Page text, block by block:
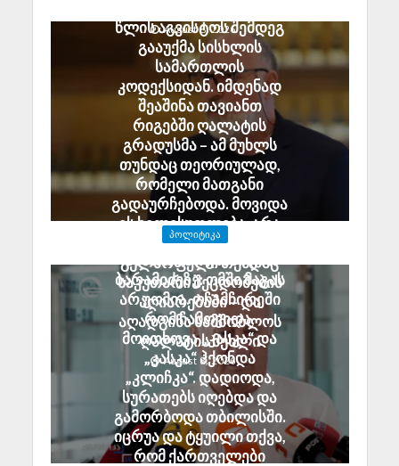
August 8, 2026
წლის აგვისტოს შემდეგ
გააუქმა სისხლის
სამართლის
კოდექსიდან. იმდენად
შეაშინა თავიანთ
რიგებში ღალატის
გრადუსმა – ამ მუხლს
თუნდაც თეორიულად,
რომელი მათგანი
გადაურჩებოდა. მოვიდა
ეს ხელისუფლება, არა
უშეცდომო, მაგრამ
გულწრფელი თუნდაც
საკუთარი შეცდომების
აღიარებაში – და
აღადგინა სამშობლოს
ღალატის მუხლი
August 8, 2026
ᲞᲝᲚᲘᲢᲘᲙᲐ
ბარამიძეზე: ომში მაგას
არ უომია. ოჩამჩირეში
რომ ჩამოვიდა,
მოითხოვა „კასკა“ და
„კასკა“ ჰქონდა
„კლიჩკა“. დადიოდა,
სურათებს იღებდა და
გამორბოდა თბილისში.
იცრუა და ტყუილი თქვა,
რომ ქართველები